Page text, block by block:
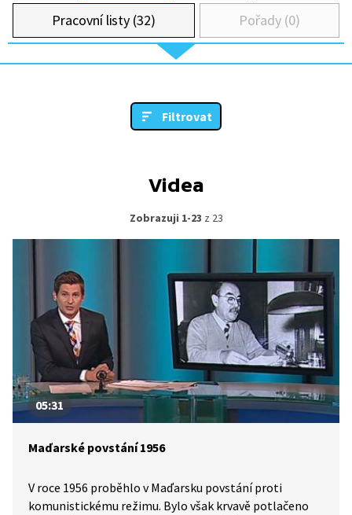
Pracovní listy (32) Pořady (0)
Filtrovat
Videa
Zobrazuji 1-23 z 23
05:31
Maďarské povstání 1956
V roce 1956 proběhlo v Maďarsku povstání proti
komunistickému režimu. Bylo však krvavě potlačeno